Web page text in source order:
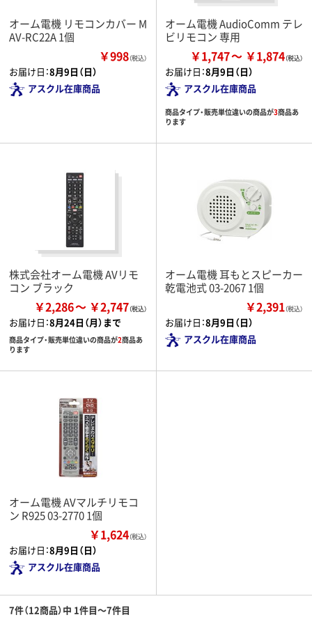
オーム電機 リモコンカバー M
AV-RC22A 1個
￥998（税込）
お届け日：8月9日（日）
アスクル在庫商品
オーム電機 AudioComm テレ
ビリモコン 専用
￥1,747 ￥1,874
お届け日：8月9日（日）
アスクル在庫商品
商品タイプ・販売単位違いの商品が3商品あ
ります
株式会社オーム電機 AVリモ
コン ブラック
￥2,286 ￥2,747
お届け日：8月24日（月）まで
商品タイプ・販売単位違いの商品が2商品あ
ります
オーム電機 耳もとスピーカー
乾電池式 03-2067 1個
￥2,391（税込）
お届け日：8月9日（日）
アスクル在庫商品
オーム電機 AVマルチリモコ
ン R925 03-2770 1個
￥1,624（税込）
お届け日：8月9日（日）
アスクル在庫商品
7件（12商品）中 1件目～7件目